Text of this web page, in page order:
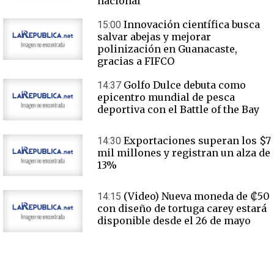
15:00 Innovación científica busca
salvar abejas y mejorar
polinización en Guanacaste,
gracias a FIFCO
14:37 Golfo Dulce debuta como
epicentro mundial de pesca
deportiva con el Battle of the Bay
14:30 Exportaciones superan los $7
mil millones y registran un alza de
13%
14:15 (Video) Nueva moneda de ₡50
con diseño de tortuga carey estará
disponible desde el 26 de mayo